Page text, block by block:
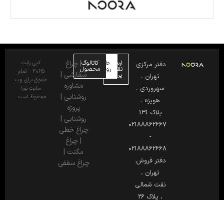
دفتر مرکزی:
تهران ،
سهروردی ،
هویزه ،
پلاک 131
02188862667
-
02188862668
دفتر فروش:
تهران ،
نفت شمالی
، پلاک 26
ارسال
نقشه
پروژه
طراحی
روشنایی
کاتالوگ
محصول
| چراغ
سفارشی |
مشاوره
روشنایی |
پروژه
روشنایی |
چراغ خطی
| چراغ
مگنت |
چراغ سقفی
کپی رایت
2025 – تمام
حقوق برای وب
سایت نورا
محفوظ است.